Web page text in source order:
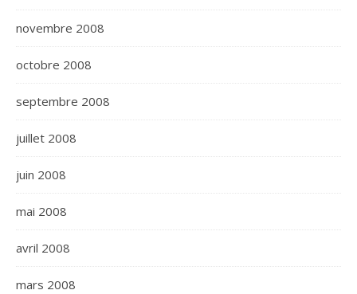
novembre 2008
octobre 2008
septembre 2008
juillet 2008
juin 2008
mai 2008
avril 2008
mars 2008